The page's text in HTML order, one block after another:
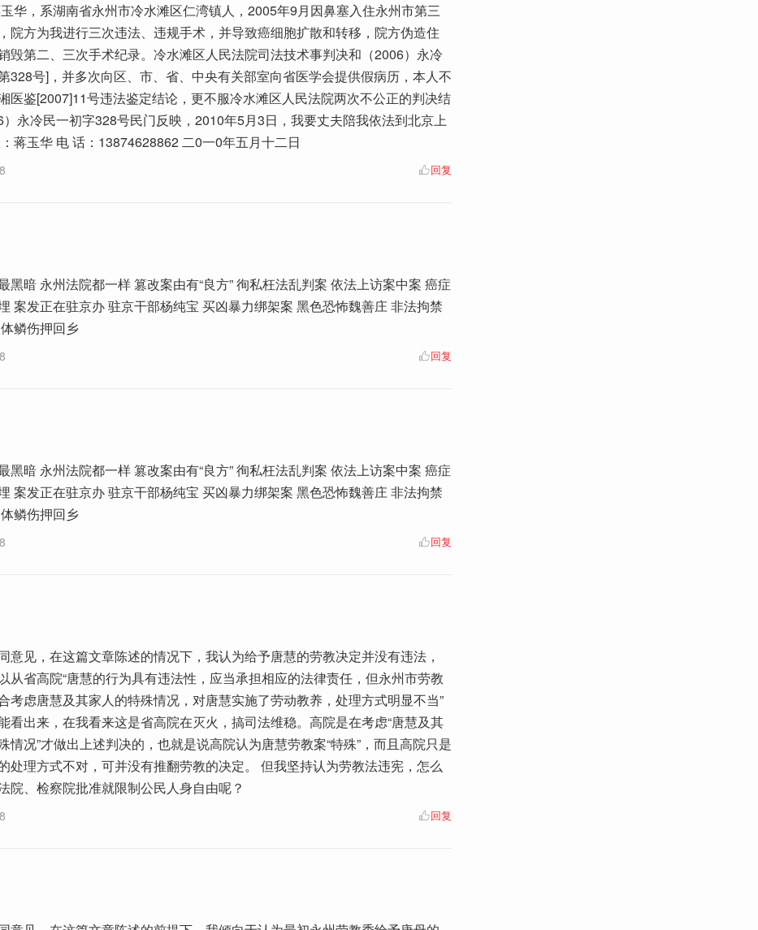
华，系湖南省永州市冷水滩区仁湾镇人，2005年9月因鼻塞入住永州市第三
院方为我进行三次违法、违规手术，并导致癌细胞扩散和转移，院方伪造住
毁第二、三次手术纪录。冷水滩区人民法院司法技术事判决和（2006）永冷
328号]，并多次向区、市、省、中央有关部室向省医学会提供假病历，本人不
医鉴[2007]11号违法鉴定结论，更不服冷水滩区人民法院两次不公正的判决结
永冷民一初字328号民门反映，2010年5月3日，我要丈夫陪我依法到北京上
蒋玉华 电 话：13874628862 二0一0年五月十二日
回复
黑暗 永州法院都一样 篡改案由有“良方” 徇私枉法乱判案 依法上访案中案 癌症
案发正在驻京办 驻京干部杨纯宝 买凶暴力绑架案 黑色恐怖魏善庄 非法拘禁
鳞伤押回乡
回复
黑暗 永州法院都一样 篡改案由有“良方” 徇私枉法乱判案 依法上访案中案 癌症
案发正在驻京办 驻京干部杨纯宝 买凶暴力绑架案 黑色恐怖魏善庄 非法拘禁
鳞伤押回乡
回复
意见，在这篇文章陈述的情况下，我认为给予唐慧的劳教决定并没有违法，
从省高院“唐慧的行为具有违法性，应当承担相应的法律责任，但永州市劳教
考虑唐慧及其家人的特殊情况，对唐慧实施了劳动教养，处理方式明显不当”
看出来，在我看来这是省高院在灭火，搞司法维稳。高院是在考虑“唐慧及其
情况”才做出上述判决的，也就是说高院认为唐慧劳教案“特殊”，而且高院只是
处理方式不对，可并没有推翻劳教的决定。 但我坚持认为劳教法违宪，怎么
院、检察院批准就限制公民人身自由呢？
回复